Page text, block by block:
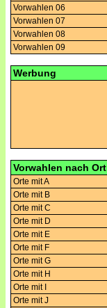
Vorwahlen 06
Vorwahlen 07
Vorwahlen 08
Vorwahlen 09
Werbung
Vorwahlen nach Ort
Orte mit A
Orte mit B
Orte mit C
Orte mit D
Orte mit E
Orte mit F
Orte mit G
Orte mit H
Orte mit I
Orte mit J